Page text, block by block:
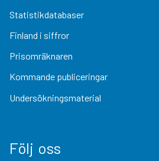
Statistikdatabaser
Finland i siffror
Prisomräknaren
Kommande publiceringar
Undersökningsmaterial
Följ oss